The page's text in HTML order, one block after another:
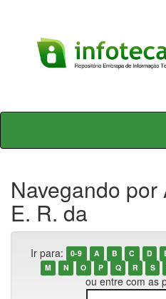
Skip
Navegando por
E. R. da
Ir para: 0-9 A B C D
M
N O P Q R S
ou entre com as